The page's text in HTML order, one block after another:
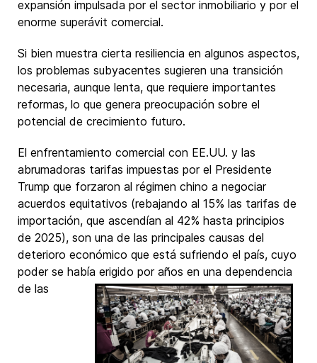
expansión impulsada por el sector inmobiliario y por el
enorme superávit comercial.
Si bien muestra cierta resiliencia en algunos aspectos,
los problemas subyacentes sugieren una transición
necesaria, aunque lenta, que requiere importantes
reformas, lo que genera preocupación sobre el
potencial de crecimiento futuro.
El enfrentamiento comercial con EE.UU. y las
abrumadoras tarifas impuestas por el Presidente
Trump que forzaron al régimen chino a negociar
acuerdos equitativos (rebajando al 15% las tarifas de
importación, que ascendían al 42% hasta principios
de 2025), son una de las principales causas del
deterioro económico que está sufriendo el país, cuyo
poder se había erigido por años en una dependencia
de las